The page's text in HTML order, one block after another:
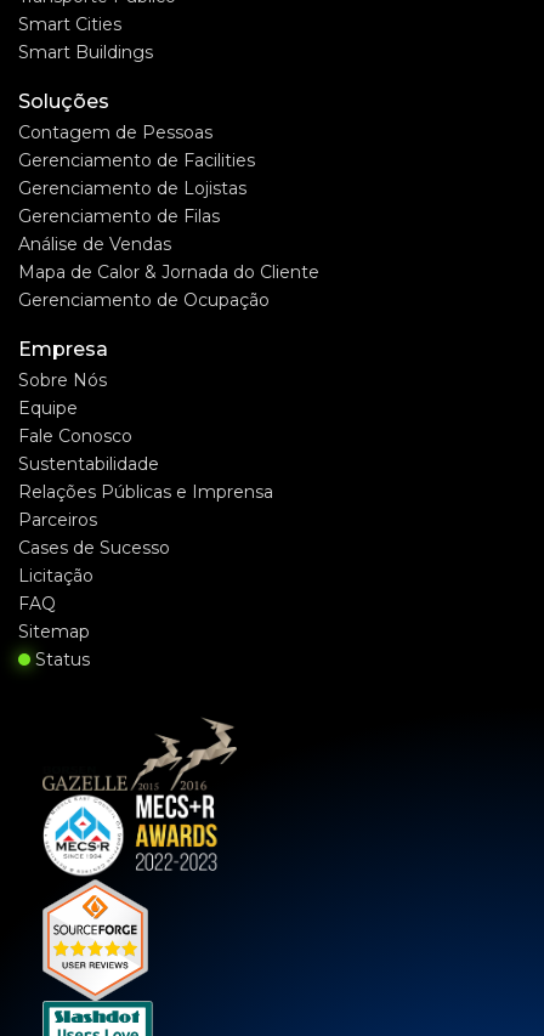
Smart Cities
Smart Buildings
Soluções
Contagem de Pessoas
Gerenciamento de Facilities
Gerenciamento de Lojistas
Gerenciamento de Filas
Análise de Vendas
Mapa de Calor & Jornada do Cliente
Gerenciamento de Ocupação
Empresa
Sobre Nós
Equipe
Fale Conosco
Sustentabilidade
Relações Públicas e Imprensa
Parceiros
Cases de Sucesso
Licitação
FAQ
Sitemap
Status